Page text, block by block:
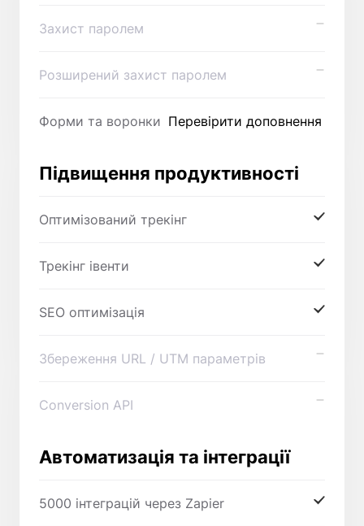
Захист паролем
Розширений захист паролем
Форми та воронки Перевірити доповнення
Підвищення продуктивності
Оптимізований трекінг
Трекінг івенти
SEO оптимізація
Збереження URL / UTM параметрів
Conversion API
Автоматизація та інтеграції
5000 інтеграцій через Zapier